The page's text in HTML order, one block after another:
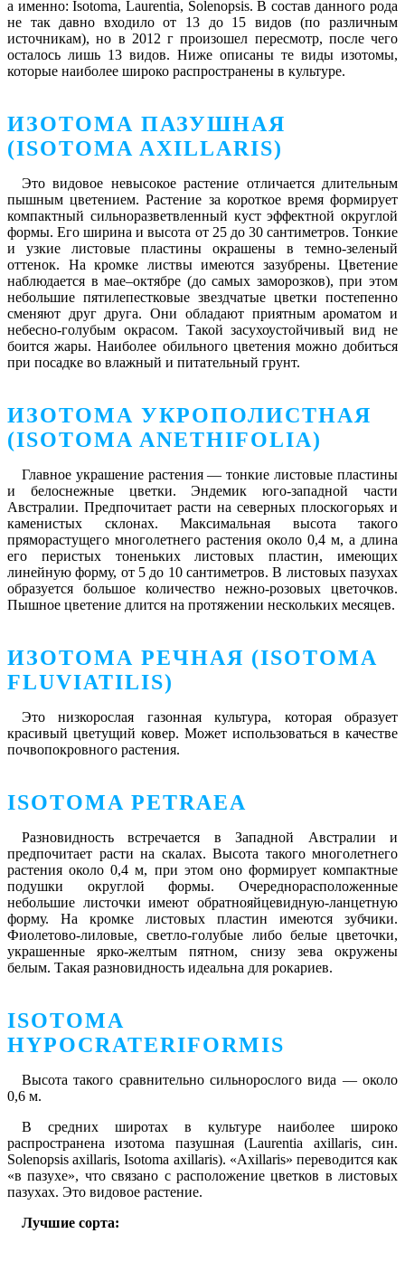
а именно: Isotoma, Laurentia, Solenopsis. В состав данного рода
не так давно входило от 13 до 15 видов (по различным
источникам), но в 2012 г произошел пересмотр, после чего
осталось лишь 13 видов. Ниже описаны те виды изотомы,
которые наиболее широко распространены в культуре.
ИЗОТОМА ПАЗУШНАЯ
(ISOTOMA AXILLARIS)
Это видовое невысокое растение отличается длительным
пышным цветением. Растение за короткое время формирует
компактный сильноразветвленный куст эффектной округлой
формы. Его ширина и высота от 25 до 30 сантиметров. Тонкие
и узкие листовые пластины окрашены в темно-зеленый
оттенок. На кромке листвы имеются зазубрены. Цветение
наблюдается в мае–октябре (до самых заморозков), при этом
небольшие пятилепестковые звездчатые цветки постепенно
сменяют друг друга. Они обладают приятным ароматом и
небесно-голубым окрасом. Такой засухоустойчивый вид не
боится жары. Наиболее обильного цветения можно добиться
при посадке во влажный и питательный грунт.
ИЗОТОМА УКРОПОЛИСТНАЯ
(ISOTOMA ANETHIFOLIA)
Главное украшение растения — тонкие листовые пластины
и белоснежные цветки. Эндемик юго-западной части
Австралии. Предпочитает расти на северных плоскогорьях и
каменистых склонах. Максимальная высота такого
пряморастущего многолетнего растения около 0,4 м, а длина
его перистых тоненьких листовых пластин, имеющих
линейную форму, от 5 до 10 сантиметров. В листовых пазухах
образуется большое количество нежно-розовых цветочков.
Пышное цветение длится на протяжении нескольких месяцев.
ИЗОТОМА РЕЧНАЯ (ISOTOMA
FLUVIATILIS)
Это низкорослая газонная культура, которая образует
красивый цветущий ковер. Может использоваться в качестве
почвопокровного растения.
ISOTOMA PETRAEA
Разновидность встречается в Западной Австралии и
предпочитает расти на скалах. Высота такого многолетнего
растения около 0,4 м, при этом оно формирует компактные
подушки округлой формы. Очереднорасположенные
небольшие листочки имеют обратнояйцевидную-ланцетную
форму. На кромке листовых пластин имеются зубчики.
Фиолетово-лиловые, светло-голубые либо белые цветочки,
украшенные ярко-желтым пятном, снизу зева окружены
белым. Такая разновидность идеальна для рокариев.
ISOTOMA
HYPOCRATERIFORMIS
Высота такого сравнительно сильнорослого вида — около
0,6 м.
В средних широтах в культуре наиболее широко
распространена изотома пазушная (Laurentia axillaris, син.
Solenopsis axillaris, Isotoma axillaris). «Axillaris» переводится как
«в пазухе», что связано с расположение цветков в листовых
пазухах. Это видовое растение.
Лучшие сорта: